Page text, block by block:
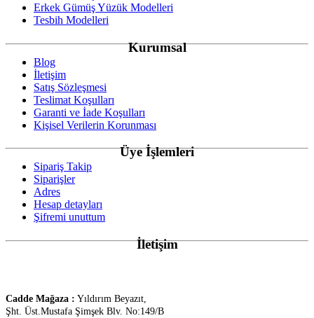
Erkek Gümüş Yüzük Modelleri
Tesbih Modelleri
Kurumsal
Blog
İletişim
Satış Sözleşmesi
Teslimat Koşulları
Garanti ve İade Koşulları
Kişisel Verilerin Korunması
Üye İşlemleri
Sipariş Takip
Siparişler
Adres
Hesap detayları
Şifremi unuttum
İletişim
Cadde Mağaza : Yıldırım Beyazıt,
Şht. Üst.Mustafa Şimşek Blv. No:149/B